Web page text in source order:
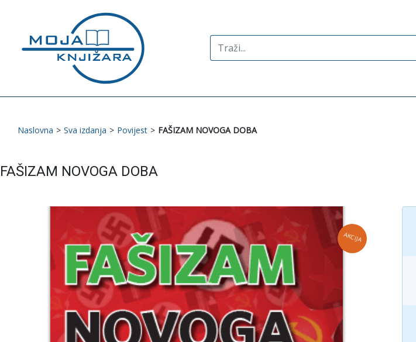
Search
for:
Naslovna > Sva izdanja > Povijest > FAŠIZAM NOVOGA DOBA
FAŠIZAM NOVOGA DOBA
AKCIJA